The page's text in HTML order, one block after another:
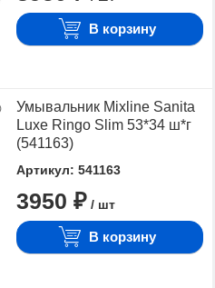
В корзину
Умывальник Mixline Sanita
Luxe Ringo Slim 53*34 ш*г
(541163)
Артикул: 541163
3950 ₽ / шт
В корзину